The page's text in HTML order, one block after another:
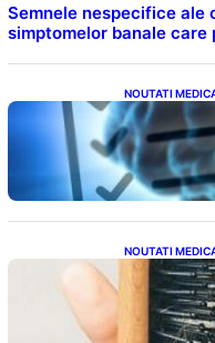
Semnele nespecifice ale
simptomelor banale
NOUTATI
Inteligența
ridicat
NOUTATI
Semnele
Impactul